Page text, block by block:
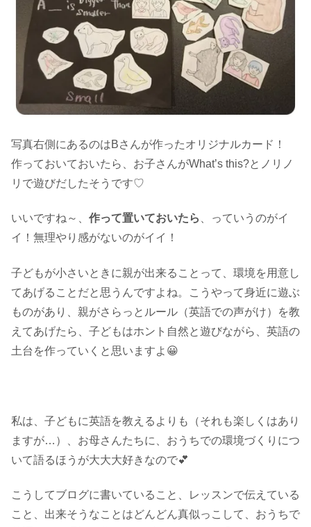
写真右側にあるのはBさんが作ったオリジナルカード！
作っておいておいたら、お子さんがWhat’s this?とノリノ
リで遊びだしたそうです♡
いいですね～、 作って置いておいたら 、っていうのがイ
イ！無理やり感がないのがイイ！
子どもが小さいときに親が出来ることって、環境を用意し
てあげることだと思うんですよね。こうやって身近に遊ぶ
ものがあり、親がさらっとルール（英語での声がけ）を教
えてあげたら、子どもはホント自然と遊びながら、英語の
土台を作っていくと思いますよ😀
私は、子どもに英語を教えるよりも（それも楽しくはあり
ますが…）、お母さんたちに、おうちでの環境づくりにつ
いて語るほうが大大大好きなので💕
こうしてブログに書いていること、レッスンで伝えている
こと、出来そうなことはどんどん真似っこして、おうちで